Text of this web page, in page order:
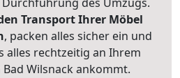
Transport Ihrer Möbel
, packen alles sicher ein und
alles rechtzeitig an Ihrem
Wilsnack ankommt.